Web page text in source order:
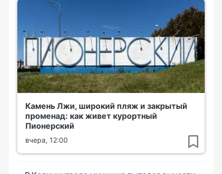
Камень Лжи, широкий пляж и закрытый
променад: как живет курортный
Пионерский
вчера, 12:00